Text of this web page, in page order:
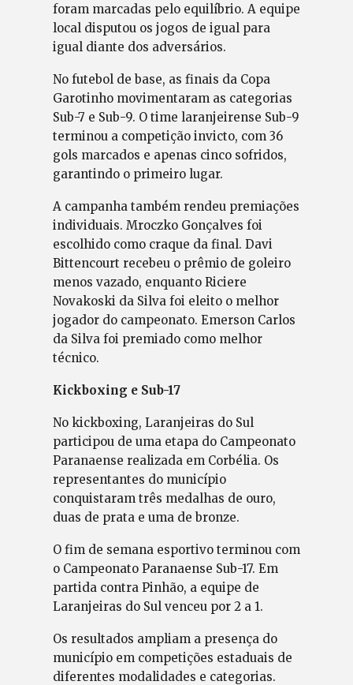
foram marcadas pelo equilíbrio. A equipe
local disputou os jogos de igual para
igual diante dos adversários.
No futebol de base, as finais da Copa
Garotinho movimentaram as categorias
Sub-7 e Sub-9. O time laranjeirense Sub-9
terminou a competição invicto, com 36
gols marcados e apenas cinco sofridos,
garantindo o primeiro lugar.
A campanha também rendeu premiações
individuais. Mroczko Gonçalves foi
escolhido como craque da final. Davi
Bittencourt recebeu o prêmio de goleiro
menos vazado, enquanto Riciere
Novakoski da Silva foi eleito o melhor
jogador do campeonato. Emerson Carlos
da Silva foi premiado como melhor
técnico.
Kickboxing e Sub-17
No kickboxing, Laranjeiras do Sul
participou de uma etapa do Campeonato
Paranaense realizada em Corbélia. Os
representantes do município
conquistaram três medalhas de ouro,
duas de prata e uma de bronze.
O fim de semana esportivo terminou com
o Campeonato Paranaense Sub-17. Em
partida contra Pinhão, a equipe de
Laranjeiras do Sul venceu por 2 a 1.
Os resultados ampliam a presença do
município em competições estaduais de
diferentes modalidades e categorias.